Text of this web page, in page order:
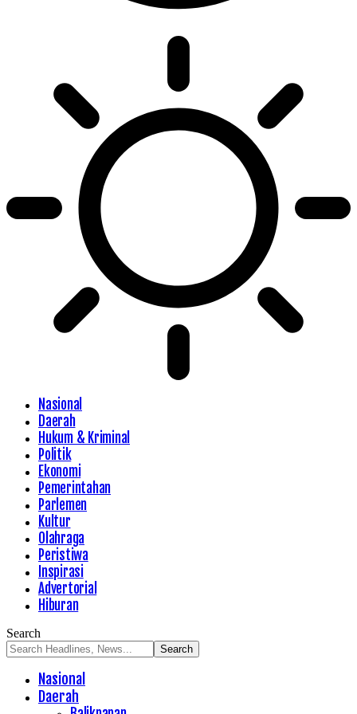
Nasional
Daerah
Hukum & Kriminal
Politik
Ekonomi
Pemerintahan
Parlemen
Kultur
Olahraga
Peristiwa
Inspirasi
Advertorial
Hiburan
Search
Nasional
Daerah